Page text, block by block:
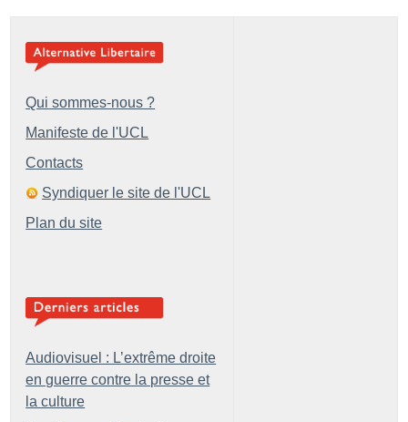
Qui sommes-nous ?
Manifeste de l'UCL
Contacts
Syndiquer le site de l'UCL
Plan du site
Audiovisuel : L’extrême droite
en guerre contre la presse et
la culture